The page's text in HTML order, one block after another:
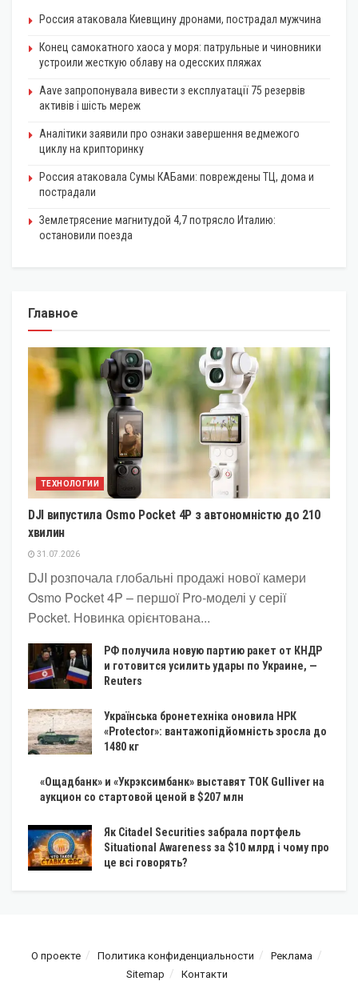
Россия атаковала Киевщину дронами, пострадал мужчина
Конец самокатного хаоса у моря: патрульные и чиновники
устроили жесткую облаву на одесских пляжах
Aave запропонувала вивести з експлуатації 75 резервів
активів і шість мереж
Аналітики заявили про ознаки завершення ведмежого
циклу на крипторинку
Россия атаковала Сумы КАБами: повреждены ТЦ, дома и
пострадали
Землетрясение магнитудой 4,7 потрясло Италию:
остановили поезда
Главное
ТЕХНОЛОГИИ
DJI випустила Osmo Pocket 4P з автономністю до 210
хвилин
31.07.2026
DJI розпочала глобальні продажі нової камери
Osmo Pocket 4P – першої Pro-моделі у серії
Pocket. Новинка орієнтована...
РФ получила новую партию ракет от КНДР
и готовится усилить удары по Украине, —
Reuters
Українська бронетехніка оновила НРК
«Protector»: вантажопідйомність зросла до
1480 кг
«Ощадбанк» и «Укрэксимбанк» выставят ТОК Gulliver на
аукцион со стартовой ценой в $207 млн
Як Citadel Securities забрала портфель
Situational Awareness за $10 млрд і чому про
це всі говорять?
О проекте Политика конфиденциальности
Реклама
Sitemap
Контакти